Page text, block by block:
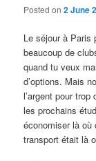
Posted on2 June
Le séjour à Paris
beaucoup de
quand tu veux
d’options. Mais
l’argent pour
les prochains
économiser là où
transport était là